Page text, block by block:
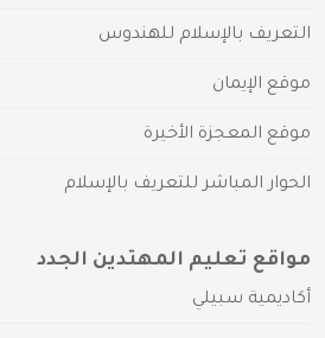
التعريف بالإسلام للهندوس
موقع الإيمان
موقع المعجزة الأخيرة
الحوار المباشر للتعريف بالإسلام
مواقع تعليم المهتدين الجدد
أكاديمية سبيلي